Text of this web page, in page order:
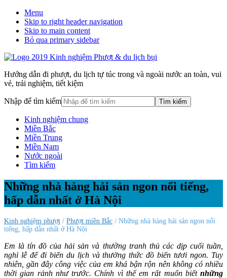
Menu
Skip to right header navigation
Skip to main content
Bỏ qua primary sidebar
Hướng dẫn đi phượt, du lịch tự túc trong và ngoài nước an toàn, vui
vẻ, trải nghiệm, tiết kiệm
Nhập để tìm kiếm
Kinh nghiệm chung
Miền Bắc
Miền Trung
Miền Nam
Nước ngoài
Tìm kiếm
Những nhà hàng hải sản ngon nổi tiếng,
hấp dẫn nhất ở Hà Nội
Kinh nghiệm phượt / Phượt miền Bắc / Những nhà hàng hải sản ngon nổi
tiếng, hấp dẫn nhất ở Hà Nội
Em là tín đồ của hải sản và thường tranh thủ các dịp cuối tuần,
nghỉ lễ để đi biển du lịch và thưởng thức đồ biển tươi ngon. Tuy
nhiên, gần đây công việc của em khá bận rộn nên không có nhiều
thời gian rảnh như trước. Chính vì thế em rất muốn biết những